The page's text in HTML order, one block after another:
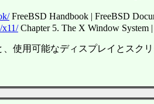
FreeBSD Handbook | FreeBSD
x11/Chapter 5. The X Window System
使用可能なディスプレイとスク